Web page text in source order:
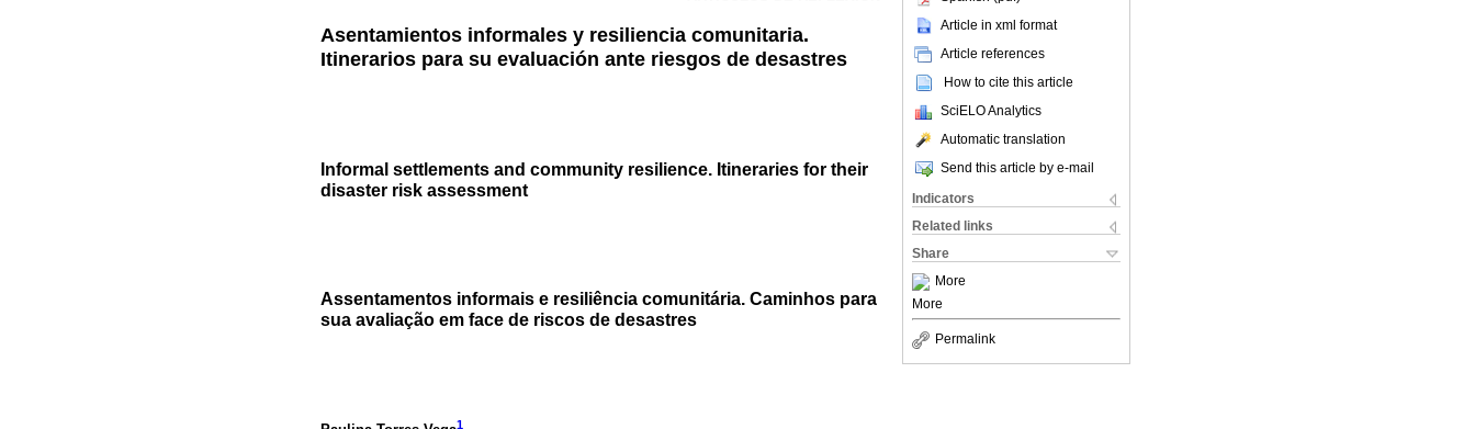
Article in xml format
Article references
How to cite this article
SciELO Analytics
Automatic translation
Send this article by e-mail
Indicators
Related links
Share
More
More
Permalink
Asentamientos informales y resiliencia comunitaria.
Itinerarios para su evaluación ante riesgos de desastres
Informal settlements and community resilience. Itineraries for their
disaster risk assessment
Assentamentos informais e resiliência comunitária. Caminhos para
sua avaliação em face de riscos de desastres
1